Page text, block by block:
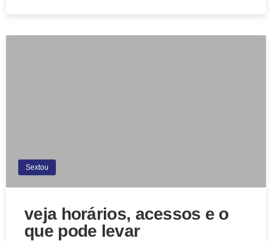
Sextou
veja horários, acessos e o
que pode levar